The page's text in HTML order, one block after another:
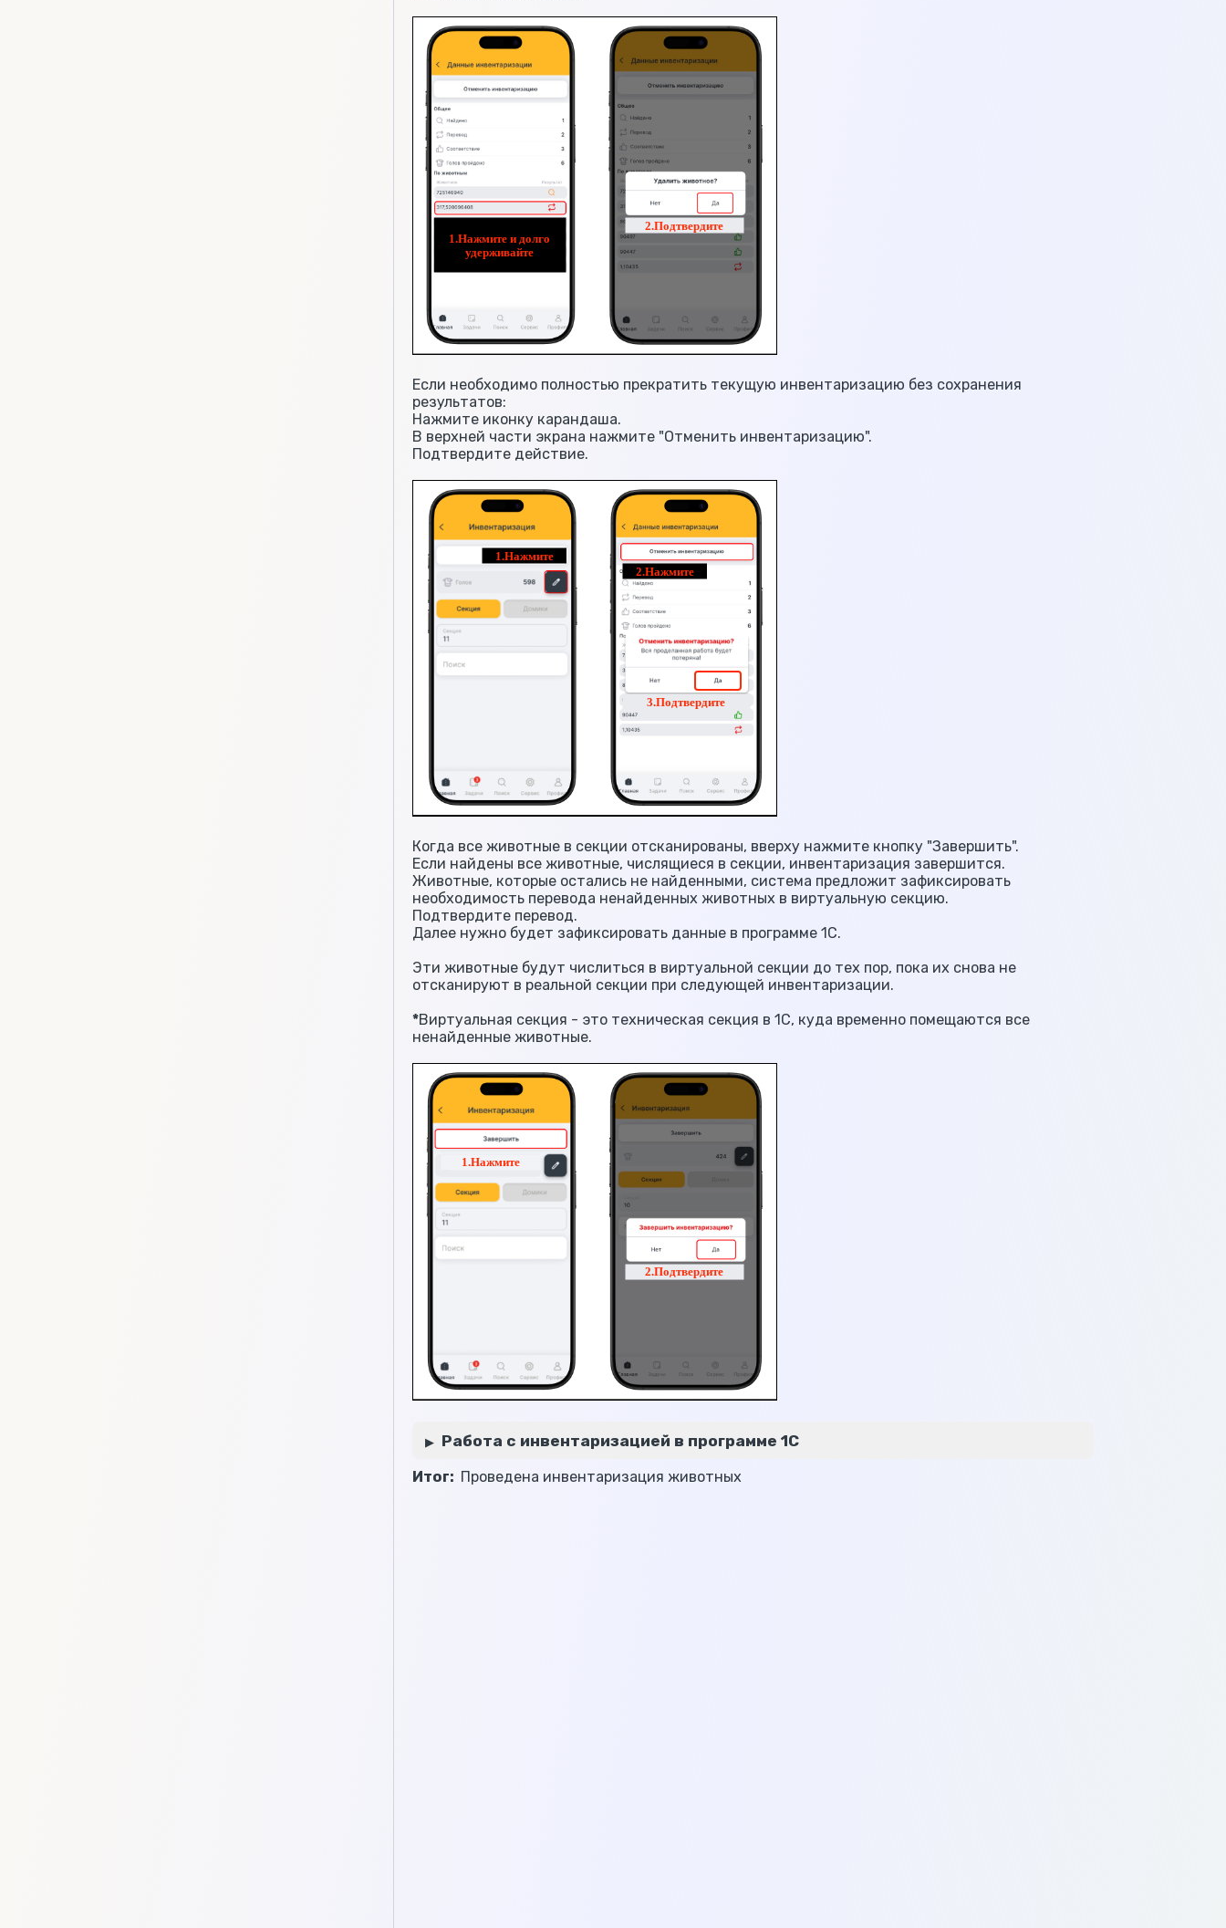
Если необходимо полностью прекратить текущую инвентаризацию без сохранения
результатов:
Нажмите иконку карандаша.
В верхней части экрана нажмите "Отменить инвентаризацию".
Подтвердите действие.
Когда все животные в секции отсканированы, вверху нажмите кнопку "Завершить".
Если найдены все животные, числящиеся в секции, инвентаризация завершится.
Животные, которые остались не найденными, система предложит зафиксировать
необходимость перевода ненайденных животных в виртуальную секцию.
Подтвердите перевод.
Далее нужно будет зафиксировать данные в программе 1С.
Эти животные будут числиться в виртуальной секции до тех пор, пока их снова не
отсканируют в реальной секции при следующей инвентаризации.
*Виртуальная секция - это техническая секция в 1С, куда временно помещаются все
ненайденные животные.
Работа с инвентаризацией в программе 1С
Итог: Проведена инвентаризация животных